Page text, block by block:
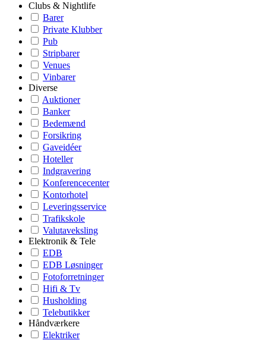
Clubs & Nightlife
Barer
Private Klubber
Pub
Stripbarer
Venues
Vinbarer
Diverse
Auktioner
Banker
Bedemænd
Forsikring
Gaveidéer
Hoteller
Indgravering
Konferencecenter
Kontorhotel
Leveringsservice
Trafikskole
Valutaveksling
Elektronik & Tele
EDB
EDB Løsninger
Fotoforretninger
Hifi & Tv
Husholding
Telebutikker
Håndværkere
Elektriker